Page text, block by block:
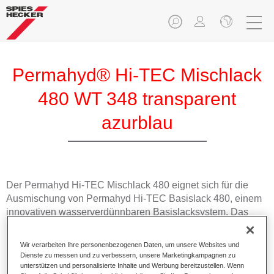
Permahyd® Hi-TEC Mischlack
480 WT 348 transparent
azurblau
Der Permahyd Hi-TEC Mischlack 480 eignet sich für die
Ausmischung von Permahyd Hi-TEC Basislack 480, einem
innovativen wasserverdünnbaren Basislacksystem. Das
Produktmerkmale
Wir verarbeiten Ihre personenbezogenen Daten, um unsere Websites und
Dienste zu messen und zu verbessern, unsere Marketingkampagnen zu
unterstützen und personalisierte Inhalte und Werbung bereitzustellen. Wenn